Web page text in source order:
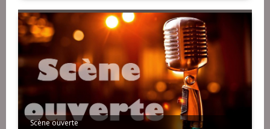
Scène ouverte